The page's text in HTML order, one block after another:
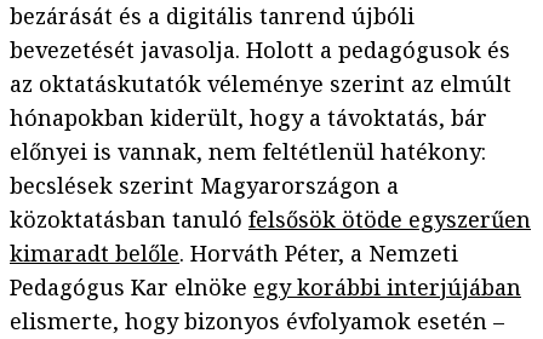
bezárását és a digitális tanrend újbóli
bevezetését javasolja. Holott a pedagógusok és
az oktatáskutatók véleménye szerint az elmúlt
hónapokban kiderült, hogy a távoktatás, bár
előnyei is vannak, nem feltétlenül hatékony:
becslések szerint Magyarországon a
közoktatásban tanuló felsősök ötöde egyszerűen
kimaradt belőle. Horváth Péter, a Nemzeti
Pedagógus Kar elnöke egy korábbi interjújában
elismerte, hogy bizonyos évfolyamok esetén –